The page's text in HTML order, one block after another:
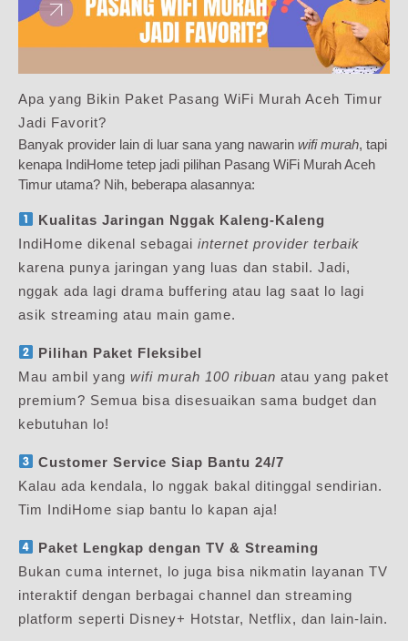
Apa yang Bikin Paket Pasang WiFi Murah Aceh Timur
Jadi Favorit?
Banyak provider lain di luar sana yang nawarin wifi murah, tapi
kenapa IndiHome tetep jadi pilihan Pasang WiFi Murah Aceh
Timur utama? Nih, beberapa alasannya:
Kualitas Jaringan Nggak Kaleng-Kaleng
IndiHome dikenal sebagai internet provider terbaik
karena punya jaringan yang luas dan stabil. Jadi,
nggak ada lagi drama buffering atau lag saat lo lagi
asik streaming atau main game.
Pilihan Paket Fleksibel
Mau ambil yang wifi murah 100 ribuan atau yang paket
premium? Semua bisa disesuaikan sama budget dan
kebutuhan lo!
Customer Service Siap Bantu 24/7
Kalau ada kendala, lo nggak bakal ditinggal sendirian.
Tim IndiHome siap bantu lo kapan aja!
Paket Lengkap dengan TV & Streaming
Bukan cuma internet, lo juga bisa nikmatin layanan TV
interaktif dengan berbagai channel dan streaming
platform seperti Disney+ Hotstar, Netflix, dan lain-lain.